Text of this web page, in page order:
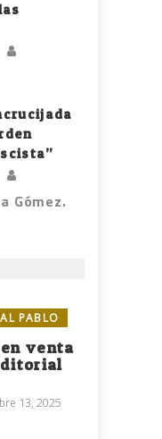
Gómez.
PABLO
venta
13, 2025